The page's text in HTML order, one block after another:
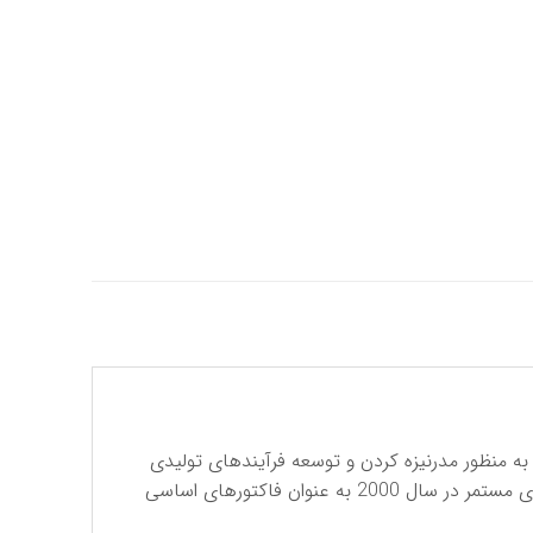
شرکت فرسا تولید کننده انواع بلبرینگ و رولبرینگ در سال 1968 شروع به فعالیت کرد. مشارکت با شرکای جدید در سال 2001 به منظور مدرنیزه کردن و توسعه فرآیندهای تولیدی
ضروری به نظر می رسید که این امر به ساخت یک کارخانه جدید در زاراگوزا ختم شد ، ایجاد استراتژی‌های جدید به همراه نوآوری مستمر در سال 2000 به عنوان فاکتورهای اساسی